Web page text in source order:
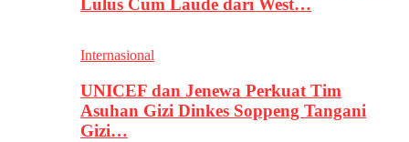
Lulus Cum Laude dari West…
Internasional
UNICEF dan Jenewa Perkuat Tim
Asuhan Gizi Dinkes Soppeng Tangani
Gizi…